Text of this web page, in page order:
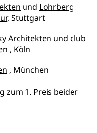
und Lohrberg
, Stuttgart
Architekten und club
, Köln
, München
zum 1. Preis beider